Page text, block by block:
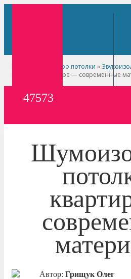
Сайт про потолки »
потолка в квартире — современные
47573
Автор: Грищук Олег